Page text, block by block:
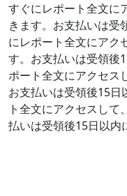
すぐにレポート全文に
きます。お支払いは受
にレポート全文にアク
す。お支払いは受領後
ポート全文にアクセス
お支払いは受領後15日
ト全文にアクセスし
払いは受領後15日以内